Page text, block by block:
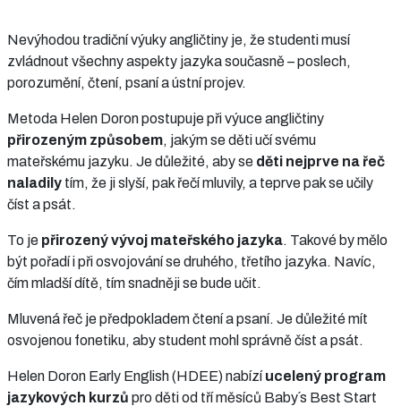
Nevýhodou tradiční výuky angličtiny je, že studenti musí
zvládnout všechny aspekty jazyka současně – poslech,
porozumění, čtení, psaní a ústní projev.
Metoda Helen Doron postupuje při výuce angličtiny
přirozeným způsobem, jakým se děti učí svému
mateřskému jazyku. Je důležité, aby se děti nejprve na řeč
naladily tím, že ji slyší, pak řečí mluvily, a teprve pak se učily
číst a psát.
To je přirozený vývoj mateřského jazyka. Takové by mělo
být pořadí i při osvojování se druhého, třetího jazyka. Navíc,
čím mladší dítě, tím snadněji se bude učit.
Mluvená řeč je předpokladem čtení a psaní. Je důležité mít
osvojenou fonetiku, aby student mohl správně číst a psát.
Helen Doron Early English (HDEE) nabízíucelený program
jazykových kurzů pro děti od tří měsíců Baby´s Best Start